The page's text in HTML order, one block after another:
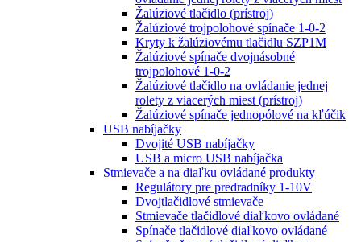
Žalúziové tlačidlo (prístroj)
Žalúziové trojpolohové spínače 1-0-2
Kryty k žalúziovému tlačidlu SZP1M
Žalúziové spínače dvojnásobné
trojpolohové 1-0-2
Žalúziové tlačidlo na ovládanie jednej
rolety z viacerých miest (prístroj)
Žalúziové spínače jednopólové na kľúčik
USB nabíjačky
Dvojité USB nabíjačky
USB a micro USB nabíjačka
Stmievače a na diaľku ovládané produkty
Regulátory pre predradníky 1-10V
Dvojtlačidlové stmievače
Stmievače tlačidlové diaľkovo ovládané
Spínače tlačidlové diaľkovo ovládané